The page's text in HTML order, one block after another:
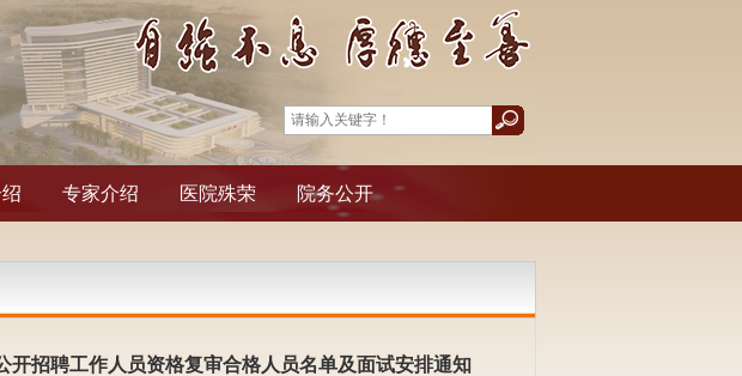
专家介绍 医院殊荣 院务公开
开招聘工作人员资格复审合格人员名单及面试安排通知